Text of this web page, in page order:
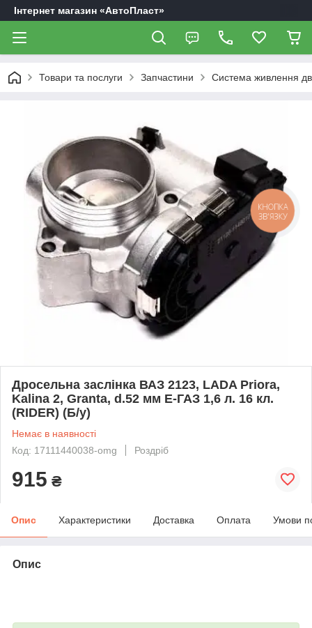
Інтернет магазин «АвтоПласт»
Товари та послуги Запчастини Система живлення
Дросельна заслінка ВАЗ 2123, LADA Priora,
Kalina 2, Granta, d.52 мм Е-ГАЗ 1,6 л. 16 кл.
(RIDER) (Б/у)
Немає в наявності
Код: 17111440038-omg
Роздріб
915 ₴
Опис Характеристики Доставка Оплата Умови
Опис
КНОПКА
ЗВ'ЯЗКУ